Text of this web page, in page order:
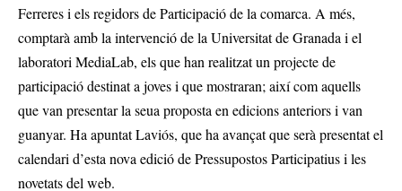
Ferreres i els regidors de Participació de la comarca. A més,
comptarà amb la intervenció de la Universitat de Granada i el
laboratori MediaLab, els que han realitzat un projecte de
participació destinat a joves i que mostraran; així com aquells
que van presentar la seua proposta en edicions anteriors i van
guanyar. Ha apuntat Laviós, que ha avançat que serà presentat el
calendari d’esta nova edició de Pressupostos Participatius i les
novetats del web.